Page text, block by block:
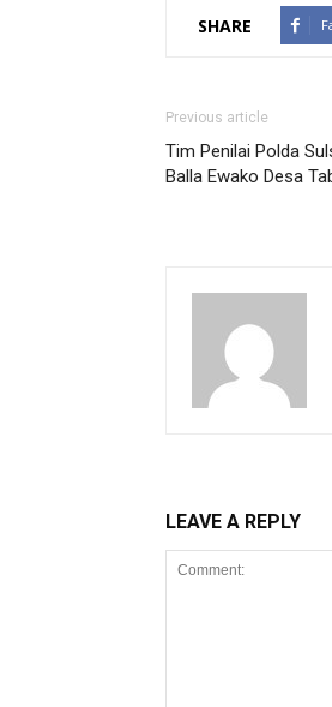
SHARE
Previous article
Tim Penilai Polda
Balla Ewako Desa
LEAVE A REPLY